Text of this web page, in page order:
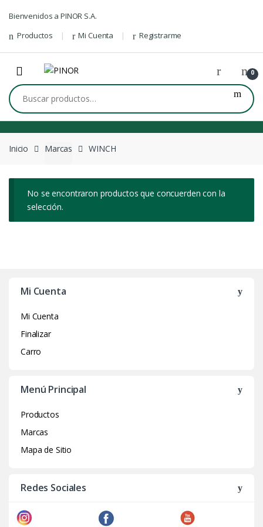
Bienvenidos a PINOR S.A.
Productos
Mi Cuenta Registrarme
0
Buscar por:
Inicio Marcas WINCH
No se encontraron productos que concuerden con la
selección.
Mi Cuenta
Mi Cuenta
Finalizar
Carro
Menú Principal
Productos
Marcas
Mapa de Sitio
Redes Sociales